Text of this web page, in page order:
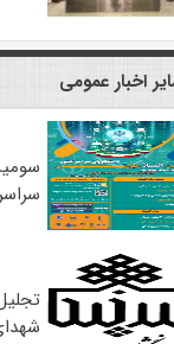
اخبار عمومی